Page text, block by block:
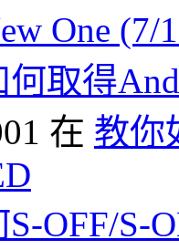
One (7/
何取得
在 教你
OFF/S-